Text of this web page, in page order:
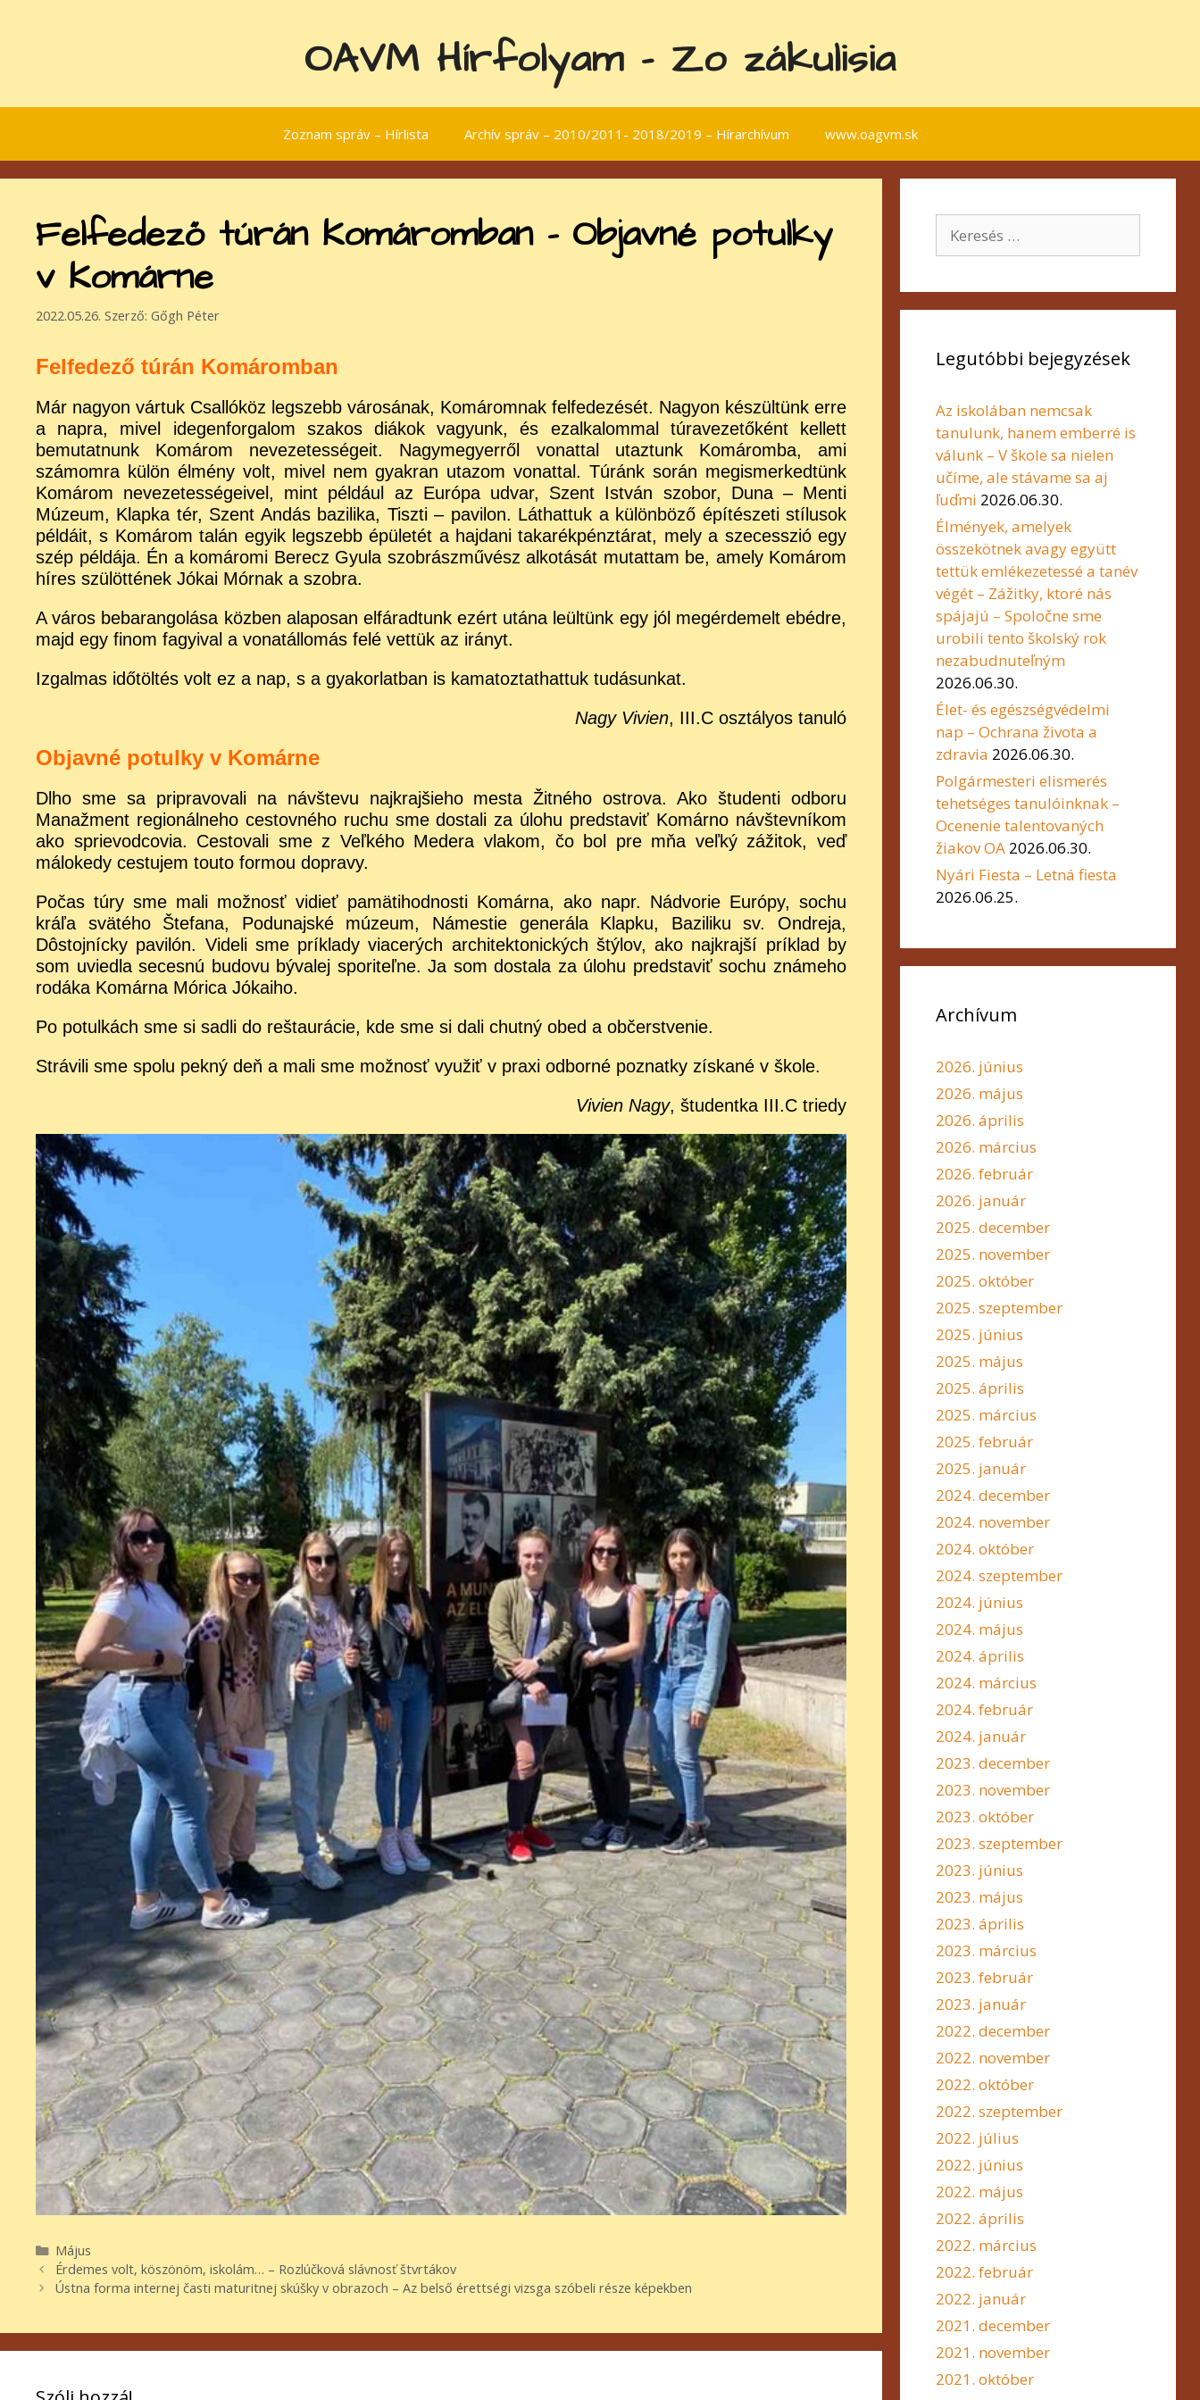
OAVM Hírfolyam - Zo zákulisia
Zoznam správ – Hírlista Archív správ – 2010/2011- 2018/2019 – Hírarchívum www.oagvm.sk
Felfedező túrán Komáromban – Objavné potulky
v Komárne
2022.05.26. Szerző: Gőgh Péter
Felfedező túrán Komáromban
Már nagyon vártuk Csallóköz legszebb városának, Komáromnak felfedezését. Nagyon készültünk erre
a napra, mivel idegenforgalom szakos diákok vagyunk, és ezalkalommal túravezetőként kellett
bemutatnunk Komárom nevezetességeit. Nagymegyerről vonattal utaztunk Komáromba, ami
számomra külön élmény volt, mivel nem gyakran utazom vonattal. Túránk során megismerkedtünk
Komárom nevezetességeivel, mint például az Európa udvar, Szent István szobor, Duna – Menti
Múzeum, Klapka tér, Szent Andás bazilika, Tiszti – pavilon. Láthattuk a különböző építészeti stílusok
példáit, s Komárom talán egyik legszebb épületét a hajdani takarékpénztárat, mely a szecesszió egy
szép példája. Én a komáromi Berecz Gyula szobrászművész alkotását mutattam be, amely Komárom
híres szülöttének Jókai Mórnak a szobra.
A város bebarangolása közben alaposan elfáradtunk ezért utána leültünk egy jól megérdemelt ebédre,
majd egy finom fagyival a vonatállomás felé vettük az irányt.
Izgalmas időtöltés volt ez a nap, s a gyakorlatban is kamatoztathattuk tudásunkat.
Nagy Vivien, III.C osztályos tanuló
Objavné potulky v Komárne
Dlho sme sa pripravovali na návštevu najkrajšieho mesta Žitného ostrova. Ako študenti odboru
Manažment regionálneho cestovného ruchu sme dostali za úlohu predstaviť Komárno návštevníkom
ako sprievodcovia. Cestovali sme z Veľkého Medera vlakom, čo bol pre mňa veľký zážitok, veď
málokedy cestujem touto formou dopravy.
Počas túry sme mali možnosť vidieť pamätihodnosti Komárna, ako napr. Nádvorie Európy, sochu
kráľa svätého Štefana, Podunajské múzeum, Námestie generála Klapku, Baziliku sv. Ondreja,
Dôstojnícky pavilón. Videli sme príklady viacerých architektonických štýlov, ako najkrajší príklad by
som uviedla secesnú budovu bývalej sporiteľne. Ja som dostala za úlohu predstaviť sochu známeho
rodáka Komárna Mórica Jókaiho.
Po potulkách sme si sadli do reštaurácie, kde sme si dali chutný obed a občerstvenie.
Strávili sme spolu pekný deň a mali sme možnosť využiť v praxi odborné poznatky získané v škole.
Vivien Nagy, študentka III.C triedy
Kategória
Május
Bejegyzés
navigáció
Érdemes volt, köszönöm, iskolám… – Rozlúčková slávnosť štvrtákov
Ústna forma internej časti maturitnej skúšky v obrazoch – Az belső érettségi vizsga szóbeli része képekben
Legutóbbi bejegyzések
Az iskolában nemcsak
tanulunk, hanem emberré is
válunk – V škole sa nielen
učíme, ale stávame sa aj
ľuďmi 2026.06.30.
Élmények, amelyek
összekötnek avagy együtt
tettük emlékezetessé a tanév
végét – Zážitky, ktoré nás
spájajú – Spoločne sme
urobili tento školský rok
nezabudnuteľným
2026.06.30.
Élet- és egészségvédelmi
nap – Ochrana života a
zdravia 2026.06.30.
Polgármesteri elismerés
tehetséges tanulóinknak –
Ocenenie talentovaných
žiakov OA 2026.06.30.
Nyári Fiesta – Letná fiesta
2026.06.25.
Archívum
2026. június
2026. május
2026. április
2026. március
2026. február
2026. január
2025. december
2025. november
2025. október
2025. szeptember
2025. június
2025. május
2025. április
2025. március
2025. február
2025. január
2024. december
2024. november
2024. október
2024. szeptember
2024. június
2024. május
2024. április
2024. március
2024. február
2024. január
2023. december
2023. november
2023. október
2023. szeptember
2023. június
2023. május
2023. április
2023. március
2023. február
2023. január
2022. december
2022. november
2022. október
2022. szeptember
2022. július
2022. június
2022. május
2022. április
2022. március
2022. február
2022. január
2021. december
2021. november
2021. október